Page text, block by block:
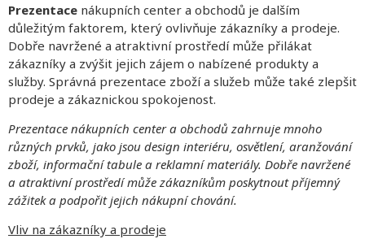
Prezentace nákupních center a obchodů je dalším
důležitým faktorem, který ovlivňuje zákazníky a prodeje.
Dobře navržené a atraktivní prostředí může přilákat
zákazníky a zvýšit jejich zájem o nabízené produkty a
služby. Správná prezentace zboží a služeb může také zlepšit
prodeje a zákaznickou spokojenost.
Prezentace nákupních center a obchodů zahrnuje mnoho
různých prvků, jako jsou design interiéru, osvětlení, aranžování
zboží, informační tabule a reklamní materiály. Dobře navržené
a atraktivní prostředí může zákazníkům poskytnout příjemný
zážitek a podpořit jejich nákupní chování.
Vliv na zákazníky a prodeje